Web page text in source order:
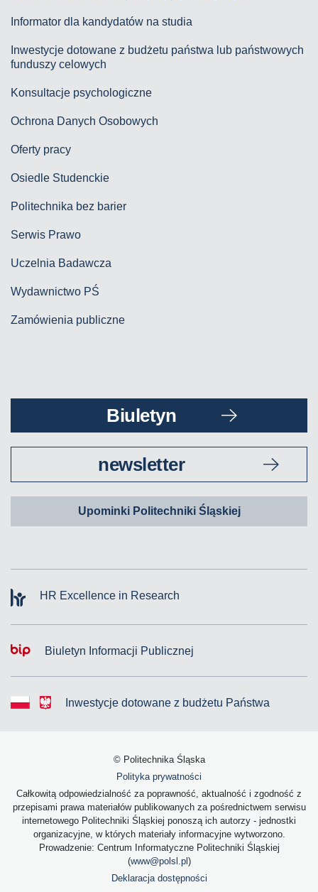
Informator dla kandydatów na studia
Inwestycje dotowane z budżetu państwa lub państwowych
funduszy celowych
Konsultacje psychologiczne
Ochrona Danych Osobowych
Oferty pracy
Osiedle Studenckie
Politechnika bez barier
Serwis Prawo
Uczelnia Badawcza
Wydawnictwo PŚ
Zamówienia publiczne
Biuletyn
newsletter
Upominki Politechniki Śląskiej
HR Excellence in Research
Biuletyn Informacji Publicznej
Inwestycje dotowane z budżetu Państwa
© Politechnika Śląska
Polityka prywatności
Całkowitą odpowiedzialność za poprawność, aktualność i zgodność z
przepisami prawa materiałów publikowanych za pośrednictwem serwisu
internetowego Politechniki Śląskiej ponoszą ich autorzy - jednostki
organizacyjne, w których materiały informacyjne wytworzono.
Prowadzenie: Centrum Informatyczne Politechniki Śląskiej
(www@polsl.pl )
Deklaracja dostępności